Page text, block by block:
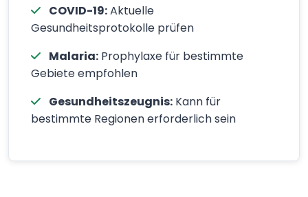
COVID-19:Aktuelle
Gesundheitsprotokolle prüfen
Malaria: Prophylaxe für bestimmte
Gebiete empfohlen
Gesundheitszeugnis: Kann für
bestimmte Regionen erforderlich sein